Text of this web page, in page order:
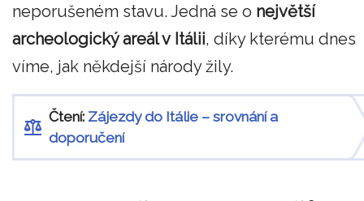
neporušeném stavu. Jedná se o největší
archeologický areál v Itálii, díky kterému dnes
víme, jak někdejší národy žily.
Čtení: Zájezdy do Itálie – srovnání a
doporučení